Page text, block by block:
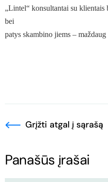
„Lintel“ konsultantai su klientais
bei
patys skambino jiems –
Grįžti atgal į sąrašą
Panašūs įrašai